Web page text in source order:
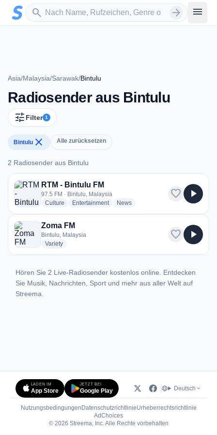
Zum Hauptinhalt springen
search
Sender suchen arrow_forward menu
Asia/Malaysia/Sarawak/Bintulu
Radiosender aus Bintulu
tune Filter 1
Bintulu close Alle zurücksetzen
2 Radiosender aus Bintulu
2 Radiosender aus Bintulu
RTM - Bintulu FM
97.5 FM · Bintulu, Malaysia
Culture radio stations
Entertainmentradio stations
Newsradio stations
favorite play_arrow
Zoma FM
Bintulu, Malaysia
Varietyradio stations
favorite play_arrow
Hören Sie 2 Live-Radiosender kostenlos online. Entdecken
Sie Musik, Nachrichten, Sport und mehr aus aller Welt auf
Streema.
LADEN IM
App Store
JETZT BEI
Google Play Deutsch
Nutzungsbedingungen DatenschutzrichtlinieUrheberrechtsrichtlinie
AdChoices(öffnet in neuem Tab)
© 2026 Streema, Inc. Alle Rechte vorbehalten